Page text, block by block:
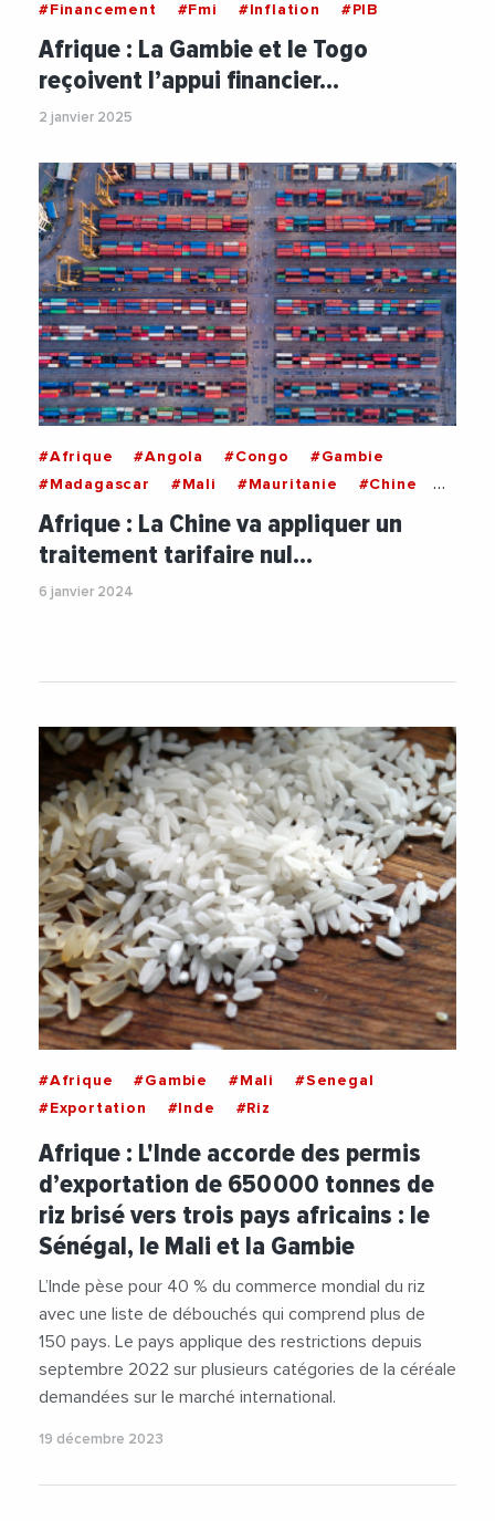
#Financement
#Fmi #Inflation #PIB
Afrique : La Gambie et le Togo
reçoivent l’appui financier…
2 janvier 2025
#Afrique #Angola #Congo
#Gambie
#Madagascar
#Mali #Mauritanie
#Chine
#Commerce
#Diplomatie #Importations
Afrique : La Chine va appliquer un
traitement tarifaire nul…
6 janvier 2024
#Afrique #Gambie #Mali
#Senegal
#Exportation
#Inde #Riz
Afrique : L'Inde accorde des permis
d’exportation de 650 000 tonnes de
riz brisé vers trois pays africains : le
Sénégal, le Mali et la Gambie
L’Inde pèse pour 40 % du commerce mondial du riz
avec une liste de débouchés qui comprend plus de
150 pays. Le pays applique des restrictions depuis
septembre 2022 sur plusieurs catégories de la céréale
demandées sur le marché international.
19 décembre 2023